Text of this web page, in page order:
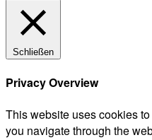
Schließen
Privacy Overview
This website uses cookies
you navigate through the